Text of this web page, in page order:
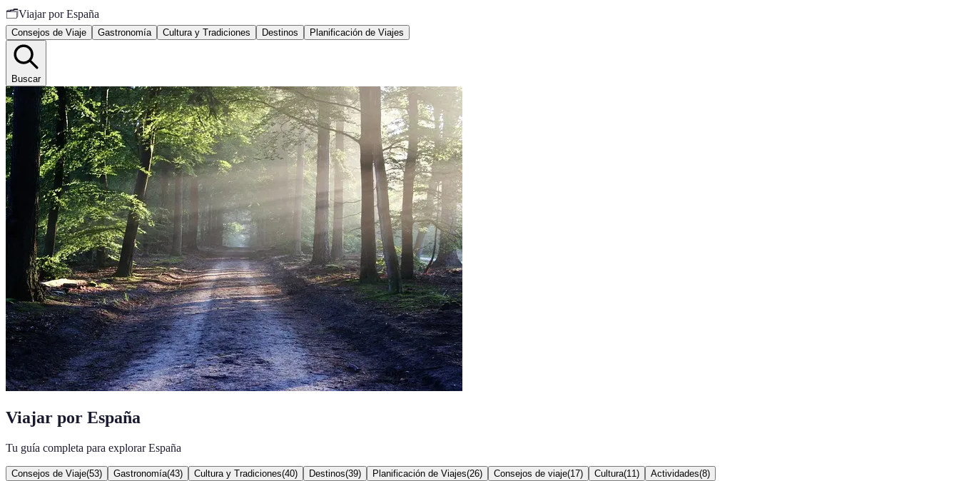
🗂️Viajar por España
Consejos de Viaje Gastronomía Cultura y Tradiciones Destinos Planificación de Viajes
Buscar
Viajar por España
Tu guía completa para explorar España
Consejos de Viaje(53) Gastronomía(43) Cultura y Tradiciones(40) Destinos(39) Planificación de Viajes(26) Consejos de viaje(17) Cultura(11 ) Actividades(8)